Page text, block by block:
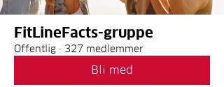
FitLineFacts-gruppe
Offentlig · 327 medlemmer
Bli med